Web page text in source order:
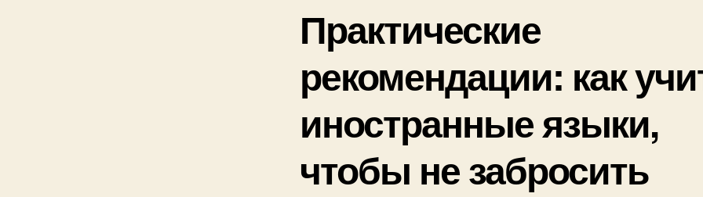
Практические
рекомендации: как
иностранные языки,
чтобы не забросить